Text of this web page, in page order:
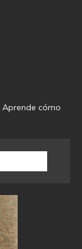
Aprende cómo